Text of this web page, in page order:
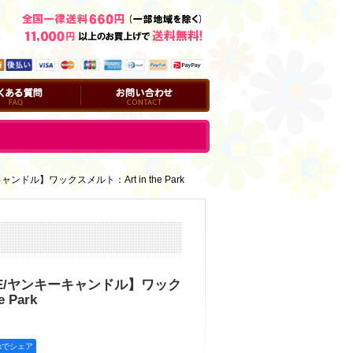
お問い合わせ
ンドル】ワックスメルト：Art in the Park
ヤンキーキャンドル】ワック
Park
シェア